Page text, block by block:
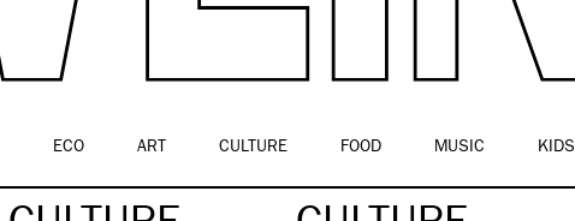
ECO ART CULTURE FOOD MUSIC KIDS